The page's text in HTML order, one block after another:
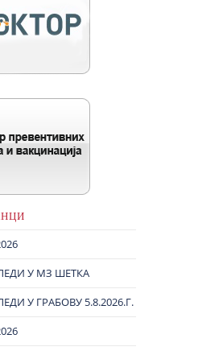
У МЗ ШЕТКА
У ГРАБОВУ 5.8.2026.Г.